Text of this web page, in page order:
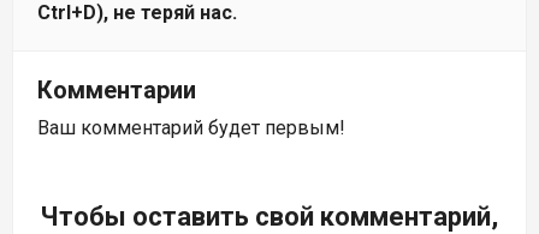
Ctrl+D), не теряй нас.
Комментарии
Ваш комментарий будет первым!
Чтобы оставить свой комментарий,